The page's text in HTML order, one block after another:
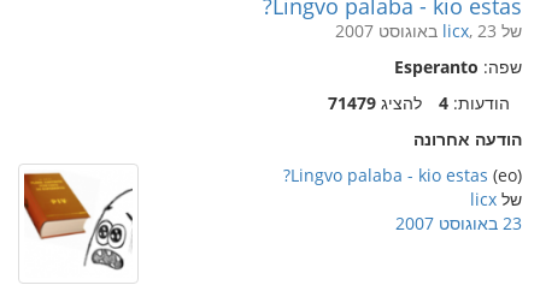
Lingvo palaba - kio estas?
של licx, 23 באוגוסט 2007
שפה: Esperanto
הודעות: 4 להציג 71479
הודעה אחרונה
(eo)
Lingvo palaba - kio estas?
של licx
23 באוגוסט 2007